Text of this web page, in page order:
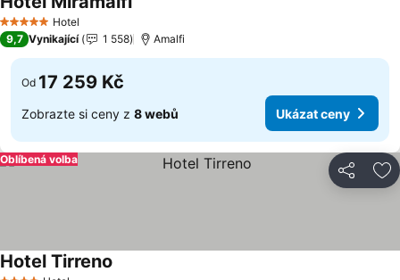
5 Počet hvězdiček
Hotel
Ukázat ceny
9,7 Vynikající 1 558 Amalfi
Od 17 259 Kč
Zobrazte si ceny z 8 webů Ukázat ceny
Sdílet
Oblíbená volba
Hotel Tirreno